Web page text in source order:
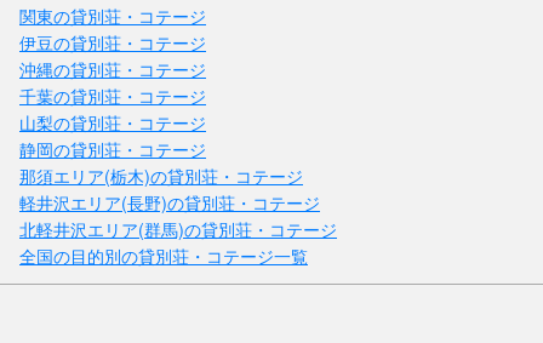
関東の貸別荘・コテージ
伊豆の貸別荘・コテージ
沖縄の貸別荘・コテージ
千葉の貸別荘・コテージ
山梨の貸別荘・コテージ
静岡の貸別荘・コテージ
那須エリア(栃木)の貸別荘・コテージ
軽井沢エリア(長野)の貸別荘・コテージ
北軽井沢エリア(群馬)の貸別荘・コテージ
全国の目的別の貸別荘・コテージ一覧